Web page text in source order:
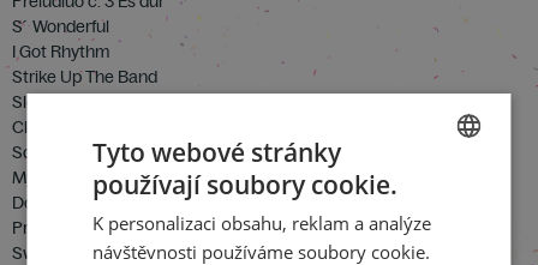
S´ Wonderful
I Got Rhythm
Strike Up The Band
Sleepless Night
Clap Yo´ Hands
Somebody Loves Me
My One And Only
Do Do Do
Preludium č. 1 B dur
Sweet And Low Down
ENGLISH
Tyto webové stránky
používají soubory cookie.
K personalizaci obsahu, reklam a analýze
návštěvnosti používáme soubory cookie.